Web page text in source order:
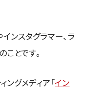
ンスタグラマー、ラ
とです。
ングメディア「イン